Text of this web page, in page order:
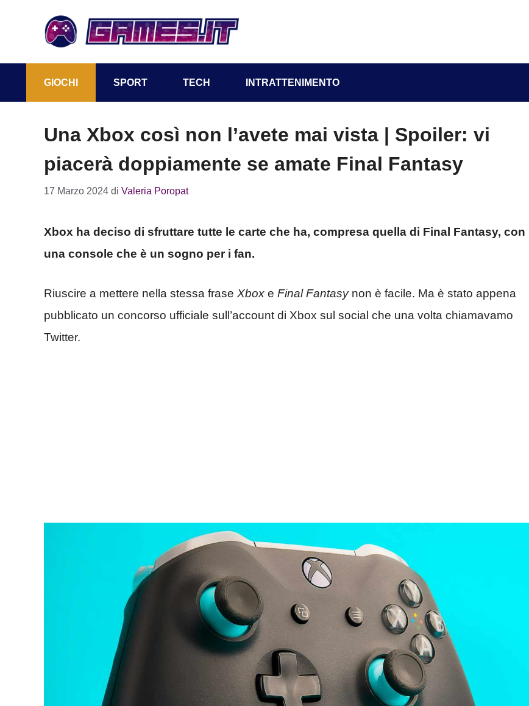
GIOCHI SPORT TECH INTRATTENIMENTO
Una Xbox così non l’avete mai vista | Spoiler: vi
piacerà doppiamente se amate Final Fantasy
17 Marzo 2024 di Valeria Poropat
Xbox ha deciso di sfruttare tutte le carte che ha, compresa quella di Final Fantasy, con
una console che è un sogno per i fan.
Riuscire a mettere nella stessa frase Xbox e Final Fantasynon è facile. Ma è stato appena
pubblicato un concorso ufficiale sull’account di Xbox sul social che una volta chiamavamo
Twitter.